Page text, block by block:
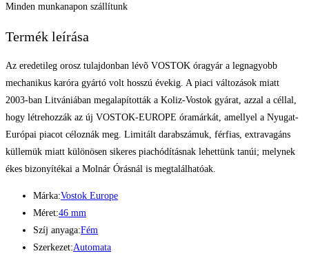
Minden munkanapon szállítunk
Termék leírása
Az eredetileg orosz tulajdonban lévõ VOSTOK óragyár a legnagyobb
mechanikus karóra gyártó volt hosszú évekig. A piaci változások miatt
2003-ban Litvániában megalapították a Koliz-Vostok gyárat, azzal a céllal,
hogy létrehozzák az új VOSTOK-EUROPE óramárkát, amellyel a Nyugat-
Európai piacot céloznák meg. Limitált darabszámuk, férfias, extravagáns
küllemük miatt különösen sikeres piachódításnak lehettünk tanúi; melynek
ékes bizonyítékai a Molnár Órásnál is megtalálhatóak.
Márka:Vostok Europe
Méret:46 mm
Szíj anyaga:Fém
Szerkezet:Automata